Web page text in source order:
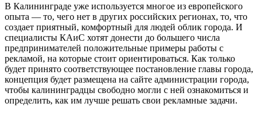
В Калининграде уже используется многое из европейского
опыта — то, чего нет в других российских регионах, то, что
создает приятный, комфортный для людей облик города. И
специалисты КАиС хотят донести до большего числа
предпринимателей положительные примеры работы с
рекламой, на которые стоит ориентироваться. Как только
будет принято соответствующее постановление главы города,
концепция будет размещена на сайте администрации города,
чтобы калининградцы свободно могли с ней ознакомиться и
определить, как им лучше решать свои рекламные задачи.